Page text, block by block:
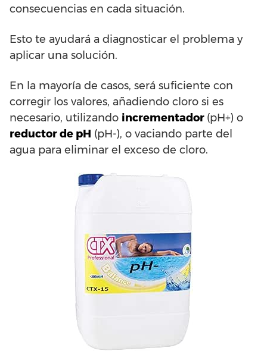
consecuencias en cada situación.
Esto te ayudará a diagnosticar el problema y
aplicar una solución.
En la mayoría de casos, será suficiente con
corregir los valores, añadiendo cloro si es
necesario, utilizando incrementador (pH+) o
reductor de pH (pH-), o vaciando parte del
agua para eliminar el exceso de cloro.